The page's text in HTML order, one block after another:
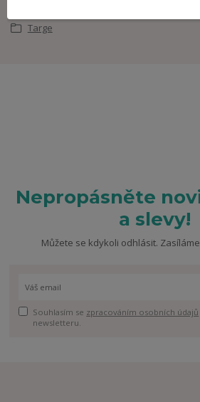
Targe
Nepropásněte
a slevy!
Můžete se kdykoli odhlásit.
Souhlasím se zpracováním osobních údajů
newsletteru.